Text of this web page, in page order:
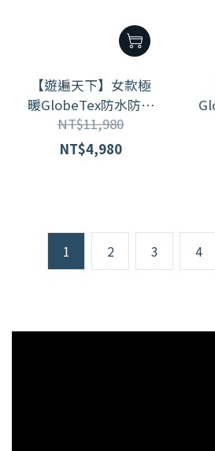
【遊遍天下】女款極
暖GlobeTex防水防風
保暖羽絨外套 (M-5L
大尺碼) GJ23054 / 4色
NT$11,980
NT$4,980
1 2 3 4